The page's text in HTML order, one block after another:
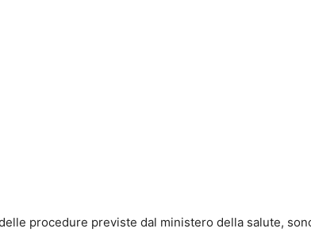
procedure previste dal ministero della salute,